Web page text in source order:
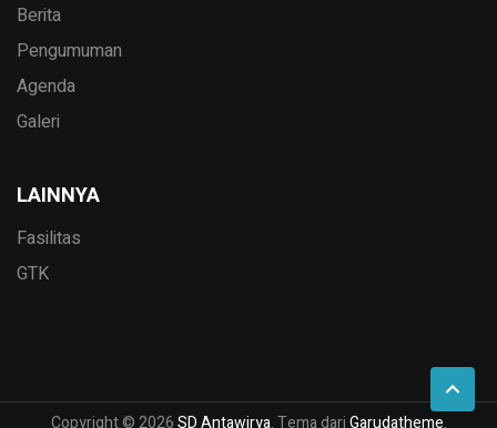
Berita
Pengumuman
Agenda
Galeri
LAINNYA
Fasilitas
GTK
Copyright © 2026SD Antawirya. Tema dariGarudatheme.